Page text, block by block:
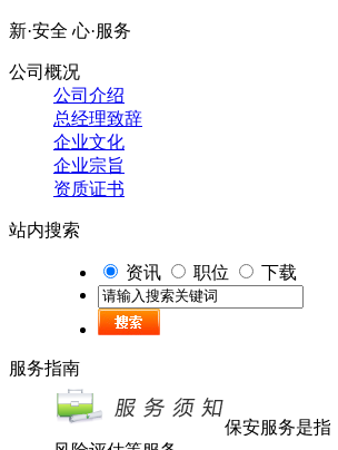
新·安全 心·服务
公司概况
公司介绍
总经理致辞
企业文化
企业宗旨
资质证书
站内搜索
资讯 职位 下载
服务指南
保安服务是指